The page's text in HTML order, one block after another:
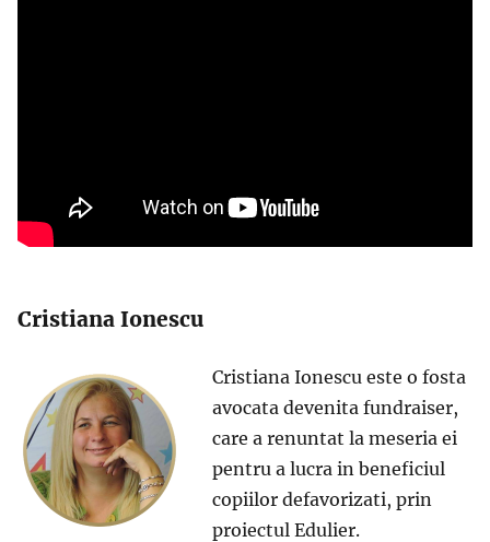
Cristiana Ionescu
Cristiana Ionescu este o fosta
avocata devenita fundraiser,
care a renuntat la meseria ei
pentru a lucra in beneficiul
copiilor defavorizati, prin
proiectul Edulier.